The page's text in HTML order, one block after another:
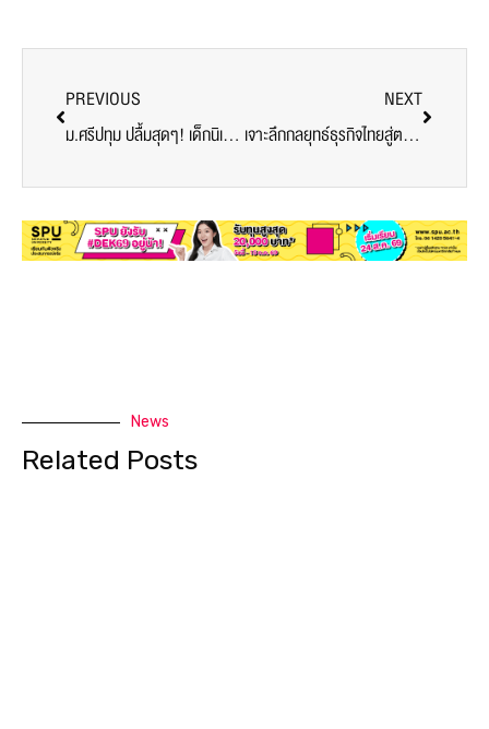
PREVIOUS
ม.ศรีปทุม ปลื้มสุดๆ! เด็กนิเทศ สุดเจ๋ง กวาด 6 รางวัล พร้อมถ้วยพระราชทานฯ ประกวดภาพถ่าย “Faces of Bangkok” ครั้งที่ 17
NEXT
เจาะลึกกลยุทธ์ธุรกิจไทยสู่ตลาดจีน
News
Related Posts